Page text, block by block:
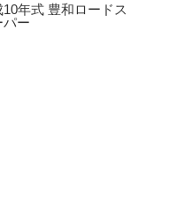
10年式 豊和ロードス
パー